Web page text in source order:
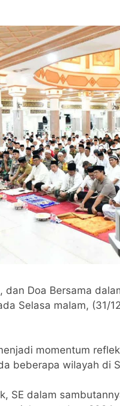
dan Doa Bersama
Selasa malam, (31/
momentum
beberapa wilayah di
SE dalam